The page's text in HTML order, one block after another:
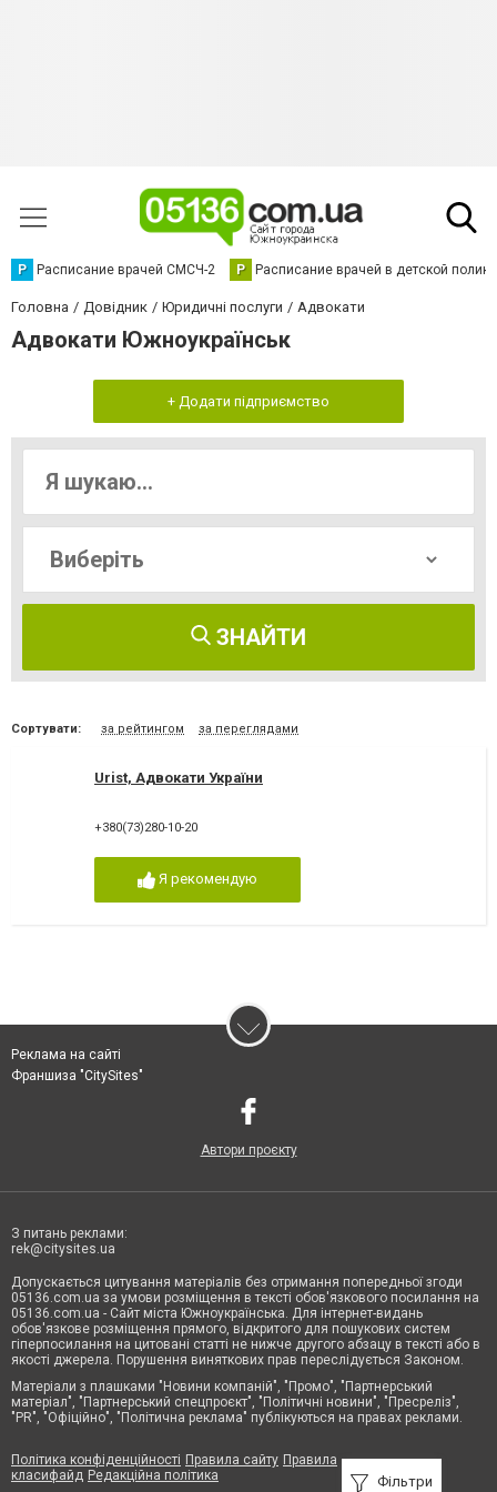
Р Расписание врачей СМСЧ-2 Р Расписание врачей в детской
Головна Довідник Юридичні послуги Адвокати
Адвокати Южноукраїнськ
+ Додати підприємство
ЗНАЙТИ
Сортувати: за рейтингом за переглядами
Urist, Адвокати України
+380(73)280-10-20
Я рекомендую
Фільтри
Реклама на сайті
Франшиза "CitySites"
Автори проєкту
З питань реклами:
rek@citysites.ua
Допускається цитування матеріалів без отримання попередньої згоди
05136.com.ua за умови розміщення в тексті обов'язкового посилання на
05136.com.ua - Сайт міста Южноукраїнська. Для інтернет-видань
обов'язкове розміщення прямого, відкритого для пошукових систем
гіперпосилання на цитовані статті не нижче другого абзацу в тексті або в
якості джерела. Порушення виняткових прав переслідується Законом.
Матеріали з плашками "Новини компаній", "Промо", "Партнерський
матеріал", "Партнерський спецпроєкт", "Політичні новини", "Пресреліз",
"PR", "Офіційно", "Політична реклама" публікуються на правах реклами.
Політика конфіденційності Правила сайту Правила
класифайд Редакційна політика